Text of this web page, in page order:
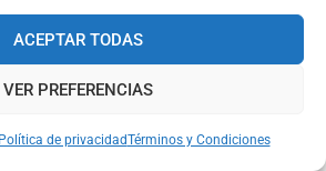
ACEPTAR TODAS
VER PREFERENCIAS
de privacidadTérminos y Condiciones
en comunidades de interés
individualizado